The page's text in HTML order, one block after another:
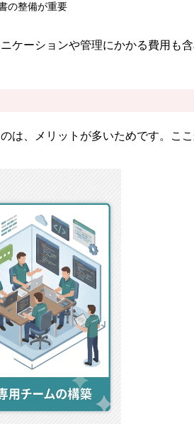
の整備が重要
ーションや管理にかかる費用も
、メリットが多いためです。こ